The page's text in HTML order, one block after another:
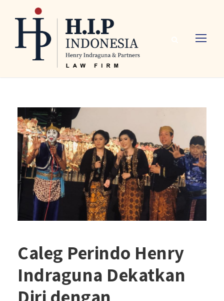
Caleg Perindo Henry
Indraguna Dekatkan